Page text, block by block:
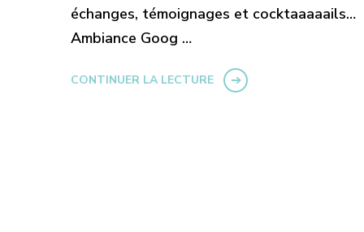
échanges, témoignages et cocktaaaaails…
Ambiance Goog …
CONTINUER LA LECTURE